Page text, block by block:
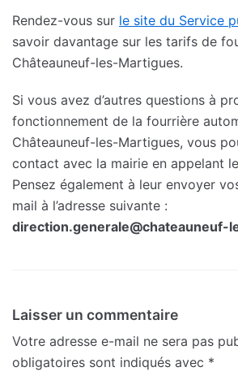
Rendez-vous sur le site du Service
savoir davantage sur les tarifs de
Châteauneuf-les-Martigues.
Si vous avez d’autres questions à
fonctionnement de la fourrière
Châteauneuf-les-Martigues, vous
contact avec la mairie en appelant le
Pensez également à leur envoyer
mail à l’adresse suivante :
direction.generale@chateauneuf-
Laisser un commentaire
Votre adresse e-mail ne sera pas
obligatoires sont indiqués avec *